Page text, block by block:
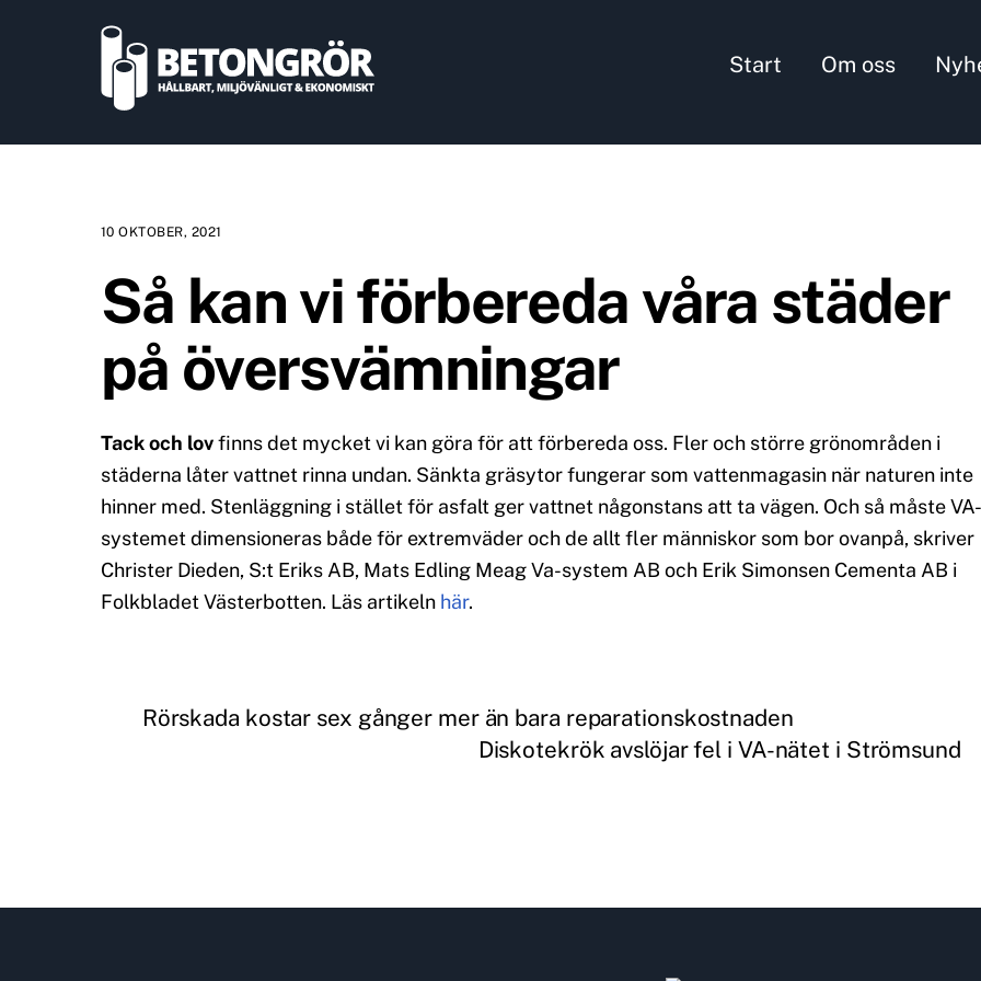
Start Om oss
10 OKTOBER, 2021
Så kan vi förbereda våra städer
på översvämningar
Tack och lovfinns det mycket vi kan göra för att förbereda oss. Fler och större grönområden i
städerna låter vattnet rinna undan. Sänkta gräsytor fungerar som vattenmagasin när naturen inte
hinner med. Stenläggning i stället för asfalt ger vattnet någonstans att ta vägen. Och så måste VA-
systemet dimensioneras både för extremväder och de allt fler människor som bor ovanpå, skriver
Christer Dieden, S:t Eriks AB, Mats Edling Meag Va-system AB och Erik Simonsen Cementa AB i
Folkbladet Västerbotten. Läs artikeln här.
Rörskada kostar sex gånger mer än bara reparationskostnaden
Diskotekrök avslöjar fel i VA-nätet i Strömsund